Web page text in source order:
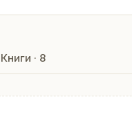
Книги · 8